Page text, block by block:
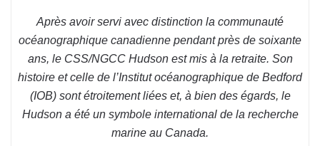
Après avoir servi avec distinction la communauté
océanographique canadienne pendant près de soixante
ans, le CSS/NGCC Hudson est mis à la retraite. Son
histoire et celle de l’Institut océanographique de Bedford
(IOB) sont étroitement liées et, à bien des égards, le
Hudson a été un symbole international de la recherche
marine au Canada.